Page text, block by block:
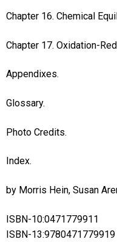
Chapter 16. Chemical
Chapter 17. Oxidation-
Appendixes.
Glossary.
Photo Credits.
Index.
by Morris Hein, Susan
ISBN-10:0471779911
ISBN-13:9780471779919